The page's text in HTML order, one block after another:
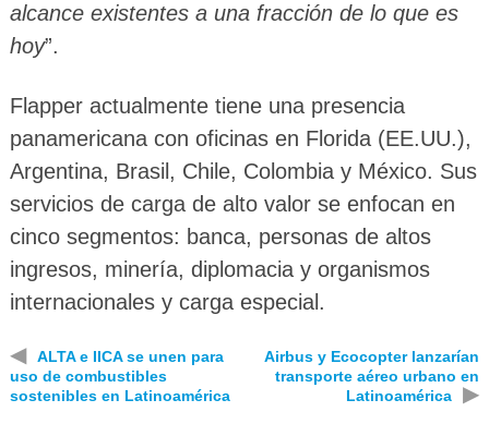
alcance existentes a una fracción de lo que es
hoy”.
Flapper actualmente tiene una presencia
panamericana con oficinas en Florida (EE.UU.),
Argentina, Brasil, Chile, Colombia y México. Sus
servicios de carga de alto valor se enfocan en
cinco segmentos: banca, personas de altos
ingresos, minería, diplomacia y organismos
internacionales y carga especial.
◀
ALTA e IICA se unen para
uso de combustibles
sostenibles en Latinoamérica
Airbus y Ecocopter lanzarían
transporte aéreo urbano en
Latinoamérica
▶